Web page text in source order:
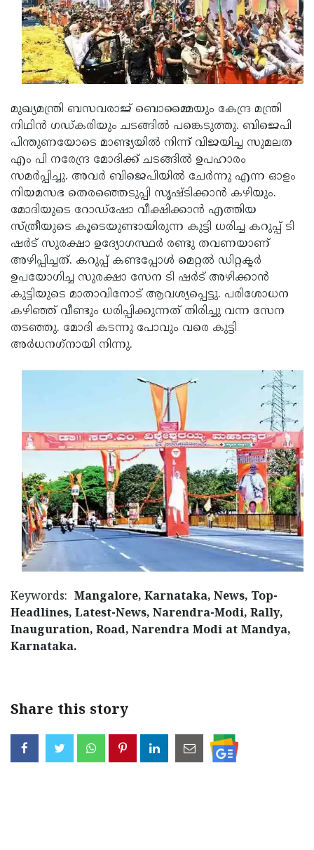
മുഖ്യമന്ത്രി ബസവരാജ് ബൊമ്മൈയും കേന്ദ്ര മന്ത്രി
നിഥിന്‍ ഗഡ്കരിയും ചടങ്ങില്‍ പങ്കെടുത്തു. ബിജെപി
പിന്തുണയോടെ മാണ്ട്യയില്‍ നിന്ന് വിജയിച്ച സുമലത
എം പി നരേന്ദ്ര മോദിക്ക് ചടങ്ങില്‍ ഉപഹാരം
സമര്‍പ്പിച്ചു. അവര്‍ ബിജെപിയില്‍ ചേര്‍ന്നു എന്ന ഓളം
നിയമസഭ തെരഞ്ഞെടുപ്പി സൃഷ്ടിക്കാന്‍ കഴിയും.
മോദിയുടെ റോഡ്‌ഷോ വീക്ഷിക്കാന്‍ എത്തിയ
സ്ത്രീയുടെ കൂടെയുണ്ടായിരുന്ന കുട്ടി ധരിച്ച കറുപ്പ് ടി
ഷര്‍ട് സുരക്ഷാ ഉദ്യോഗസ്ഥര്‍ രണ്ടു തവണയാണ്
അഴിപ്പിച്ചത്. കറുപ്പ് കണ്ടപ്പോള്‍ മെറ്റല്‍ ഡിറ്റക്ടര്‍
ഉപയോഗിച്ച സുരക്ഷാ സേന ടി ഷര്‍ട് അഴിക്കാന്‍
കുട്ടിയുടെ മാതാവിനോട് ആവശ്യപ്പെട്ടു. പരിശോധന
കഴിഞ്ഞ് വീണ്ടും ധരിപ്പിക്കുന്നത് തിരിച്ചു വന്ന സേന
തടഞ്ഞു. മോദി കടന്നു പോവും വരെ കുട്ടി
അര്‍ധനഗ്‌നായി നിന്നു.
Keywords: Mangalore, Karnataka, News, Top-
Headlines, Latest-News, Narendra-Modi, Rally,
Inauguration, Road, Narendra Modi at Mandya,
Karnataka.
Share this story